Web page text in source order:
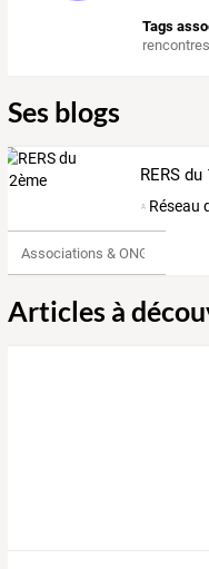
Tags
Ses blogs
RERS
Réseau
Associations & ONG
Articles à